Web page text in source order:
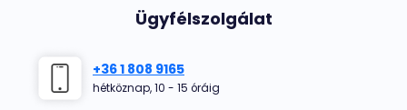
Ügyfélszolgálat
+36 1 808 9165
hétköznap, 10 - 15 óráig